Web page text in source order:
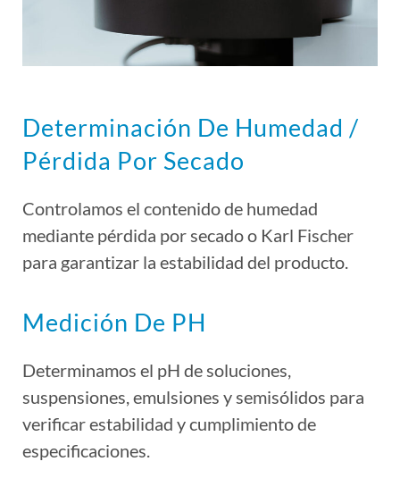
Determinación De Humedad /
Pérdida Por Secado
Controlamos el contenido de humedad
mediante pérdida por secado o Karl Fischer
para garantizar la estabilidad del producto.
Medición De PH
Determinamos el pH de soluciones,
suspensiones, emulsiones y semisólidos para
verificar estabilidad y cumplimiento de
especificaciones.